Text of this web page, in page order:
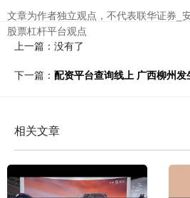
文章为作者独立观点，不代表联华证券_
股票杠杆平台观点
上一篇：没有了
下一篇： 配资平台查询线上 广西柳州
相关文章